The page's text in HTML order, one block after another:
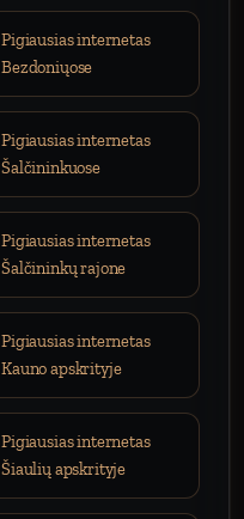
Pigiausias internetas
Bezdoniųose
Pigiausias internetas
Šalčininkuose
Pigiausias internetas
Šalčininkų rajone
Pigiausias internetas
Kauno apskrityje
Pigiausias internetas
Šiaulių apskrityje